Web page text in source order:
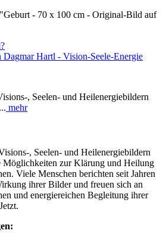
- 70 x 100 cm - Original-Bild auf
Hartl - Vision-Seele-Energie
, Seelen- und Heilenergiebildern
mehr
, Seelen- und Heilenergiebildern
Möglichkeiten zur Klärung und Heilung
Viele Menschen berichten seit Jahren
ihrer Bilder und freuen sich an
und energiereichen Begleitung ihrer